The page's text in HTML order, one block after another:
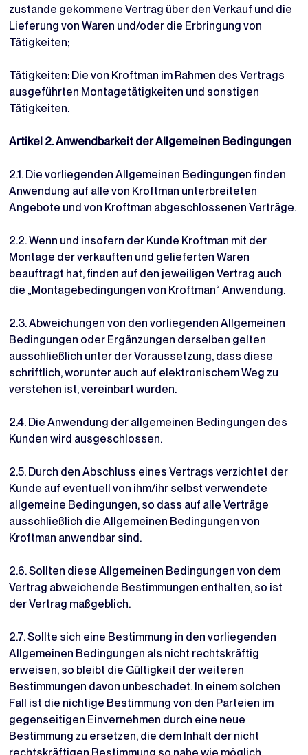
zustande gekommene Vertrag über den Verkauf und die
Lieferung von Waren und/oder die Erbringung von
Tätigkeiten;
Tätigkeiten: Die von Kroftman im Rahmen des Vertrags
ausgeführten Montagetätigkeiten und sonstigen
Tätigkeiten.
Artikel 2. Anwendbarkeit der Allgemeinen Bedingungen
2.1. Die vorliegenden Allgemeinen Bedingungen finden
Anwendung auf alle von Kroftman unterbreiteten
Angebote und von Kroftman abgeschlossenen Verträge.
2.2. Wenn und insofern der Kunde Kroftman mit der
Montage der verkauften und gelieferten Waren
beauftragt hat, finden auf den jeweiligen Vertrag auch
die „Montagebedingungen von Kroftman“ Anwendung.
2.3. Abweichungen von den vorliegenden Allgemeinen
Bedingungen oder Ergänzungen derselben gelten
ausschließlich unter der Voraussetzung, dass diese
schriftlich, worunter auch auf elektronischem Weg zu
verstehen ist, vereinbart wurden.
2.4. Die Anwendung der allgemeinen Bedingungen des
Kunden wird ausgeschlossen.
2.5. Durch den Abschluss eines Vertrags verzichtet der
Kunde auf eventuell von ihm/ihr selbst verwendete
allgemeine Bedingungen, so dass auf alle Verträge
ausschließlich die Allgemeinen Bedingungen von
Kroftman anwendbar sind.
2.6. Sollten diese Allgemeinen Bedingungen von dem
Vertrag abweichende Bestimmungen enthalten, so ist
der Vertrag maßgeblich.
2.7. Sollte sich eine Bestimmung in den vorliegenden
Allgemeinen Bedingungen als nicht rechtskräftig
erweisen, so bleibt die Gültigkeit der weiteren
Bestimmungen davon unbeschadet. In einem solchen
Fall ist die nichtige Bestimmung von den Parteien im
gegenseitigen Einvernehmen durch eine neue
Bestimmung zu ersetzen, die dem Inhalt der nicht